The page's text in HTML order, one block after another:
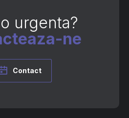
urgenta?
ne
Contact